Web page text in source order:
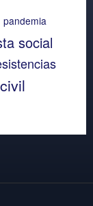
pandemia
social